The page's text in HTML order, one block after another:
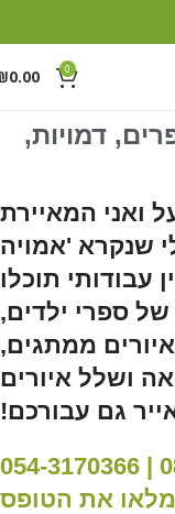
0
0.00
דמויות,
ואני המאיירת
שנקרא 'אמויה
עבודותי תוכלו
של ספרי ילדים,
ממתגים,
ושלל איורים
גם עבורכם!
לפרטים נוספים: 08-9466894 | 054-3170366
את הטופס